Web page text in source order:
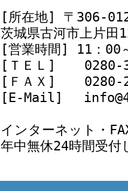
[所在地] 〒306-
茨城県古河市上片田
[営業時間] 11：00
[ＴＥＬ] 0280-
[ＦＡＸ] 0280-
[E-Mail]
インターネット・
年中無休24時間受付